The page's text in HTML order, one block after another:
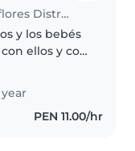
Babysitter in Miraflores District
y los bebés
ellos y con
43 años
hijas están
year
PEN 11.00/hr